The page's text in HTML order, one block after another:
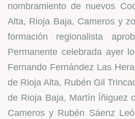
nombramiento de nuevos
Alta, Rioja Baja, Cameros y
formación regionalista
Permanente celebrada ayer
Fernando Fernández Las
de Rioja Alta, Rubén Gil
de Rioja Baja, Martín Íñiguez
Cameros y Rubén Sáenz